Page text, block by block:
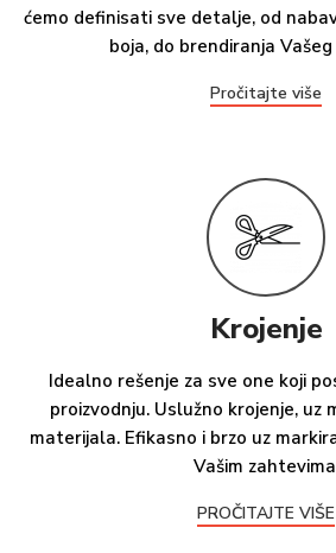
ćemo definisati sve detalje, od
boja, do brendiranja
Pročitajte više
Krojenje
Idealno rešenje za sve one koji
proizvodnju. Uslužno krojenje, uz
materijala. Efikasno i brzo uz
Vašim
PROČITAJTE VIŠE